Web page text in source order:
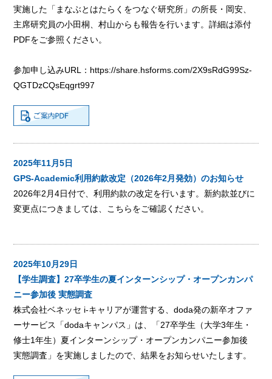
実施した「まなぶとはたらくをつなぐ研究所」の所長・岡安、
主席研究員の小田桐、村山からも報告を行います。詳細は添付
PDFをご参照ください。
参加申し込みURL： https://share.hsforms.com/2X9sRdG99Sz-
QGTDzCQsEqgrt997
2025年11月5日
GPS-Academic利用約款改定（2026年2月発効）のお知らせ
2026年2月4日付で、利用約款の改定を行います。新約款並びに
変更点につきましては、 こちらをご確認ください。
2025年10月29日
【学生調査】27卒学生の夏インターンシップ・オープンカンパ
ニー参加後 実態調査
株式会社ベネッセ i-キャリアが運営する、doda発の新卒オファ
ーサービス「dodaキャンパス」は、「27卒学生（大学3年生・
修士1年生）夏インターンシップ・オープンカンパニー参加後
実態調査」を実施しましたので、結果をお知らせいたします。